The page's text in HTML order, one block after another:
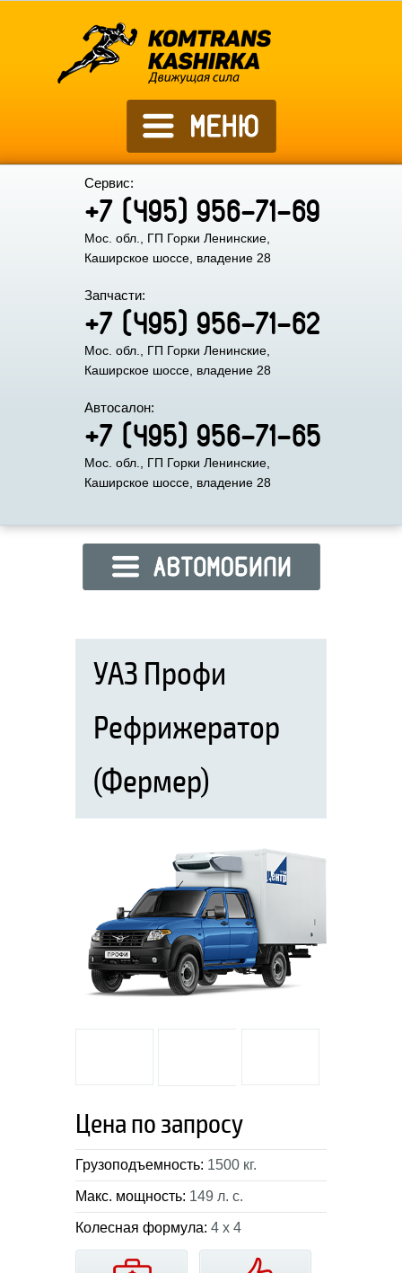
Сервис:
+7 (495) 956-71-69
Мос. обл., ГП Горки Ленинские,
Каширское шоссе, владение 28
Запчасти:
+7 (495) 956-71-62
Мос. обл., ГП Горки Ленинские,
Каширское шоссе, владение 28
Автосалон:
+7 (495) 956-71-65
Мос. обл., ГП Горки Ленинские,
Каширское шоссе, владение 28
УАЗ Профи
Рефрижератор
(Фермер)
Цена по запросу
Грузоподъемность: 1500 кг.
Макс. мощность: 149 л. с.
Колесная формула: 4 х 4